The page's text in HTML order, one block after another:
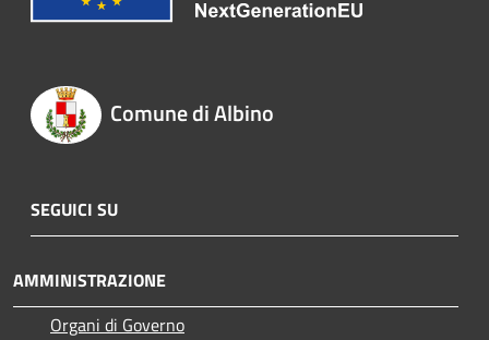
Comune di Albino
SEGUICI SU
AMMINISTRAZIONE
Organi di Governo